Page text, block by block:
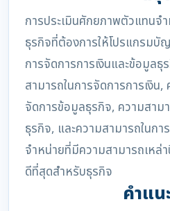
การประเมินศักยภาพตัวแทนจ
ธุรกิจที่ต้องการให้โปรแกรมบั
การจัดการการเงินและข้อมูลธุ
สามารถในการจัดการการเงิน,
จัดการข้อมูลธุรกิจ, ความสาม
ธุรกิจ, และความสามารถในก
จำหน่ายที่มีความสามารถเหล่
ดีที่สุดสำหรับธุรกิจ
คำแน